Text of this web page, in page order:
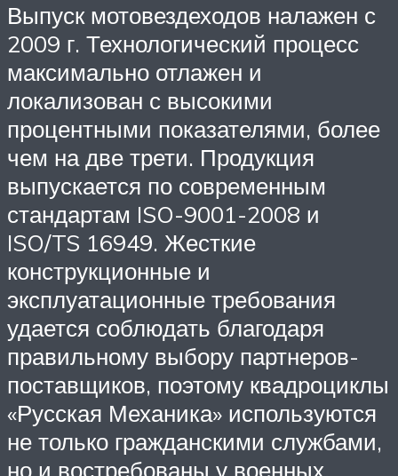
Выпуск мотовездеходов налажен с
2009 г. Технологический процесс
максимально отлажен и
локализован с высокими
процентными показателями, более
чем на две трети. Продукция
выпускается по современным
стандартам ISO-9001-2008 и
ISO/TS 16949. Жесткие
конструкционные и
эксплуатационные требования
удается соблюдать благодаря
правильному выбору партнеров-
поставщиков, поэтому квадроциклы
«Русская Механика» используются
не только гражданскими службами,
но и востребованы у военных.